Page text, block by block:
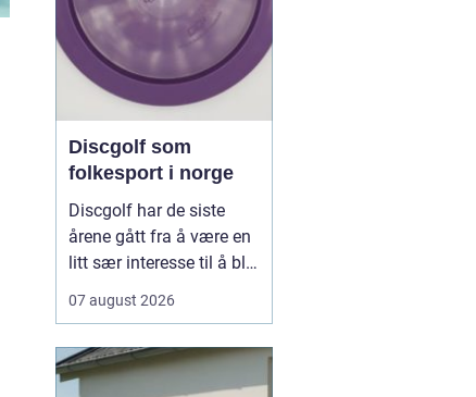
Discgolf som
folkesport i norge
Discgolf har de siste
årene gått fra å være en
litt sær interesse til å bli
utendørsaktivitetene i
oppdager hvor gøy,
07 august 2026